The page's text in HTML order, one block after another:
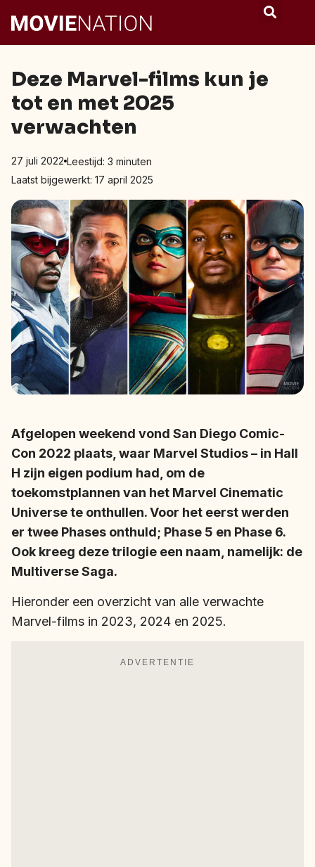
Deze Marvel-films kun je
tot en met 2025
verwachten
27 juli 2022 Leestijd: 3 minuten
Laatst bijgewerkt: 17 april 2025
Afgelopen weekend vond San Diego Comic-
Con 2022 plaats, waar Marvel Studios – in Hall
H zijn eigen podium had, om de
toekomstplannen van het Marvel Cinematic
Universe te onthullen. Voor het eerst werden
er twee Phases onthuld; Phase 5 en Phase 6.
Ook kreeg deze trilogie een naam, namelijk: de
Multiverse Saga.
Hieronder een overzicht van alle verwachte
Marvel-films in 2023, 2024 en 2025.
ADVERTENTIE